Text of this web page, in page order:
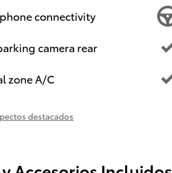
connectivity
camera rear
zone A/C
destacados